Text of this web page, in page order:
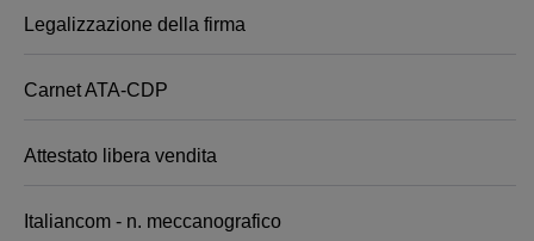
Legalizzazione della firma
Carnet ATA-CDP
Attestato libera vendita
Italiancom - n. meccanografico